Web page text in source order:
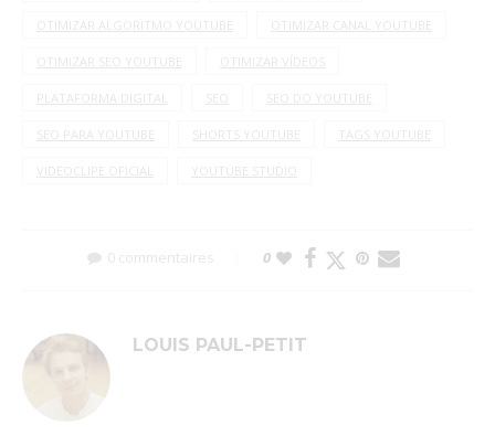
OTIMIZAR ALGORITMO YOUTUBE OTIMIZAR CANAL YOUTUBE
OTIMIZAR SEO YOUTUBE OTIMIZAR VÍDEOS
PLATAFORMA DIGITAL SEO DO YOUTUBE
SEO PARA YOUTUBE SHORTS YOUTUBE TAGS YOUTUBE
VIDEOCLIPE OFICIAL YOUTUBE STUDIO
0 commentaires 0
LOUIS PAUL-PETIT